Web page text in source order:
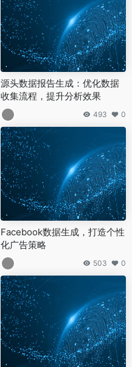
源头数据报告生成：优化数据
收集流程，提升分析效果
493 0
Facebook数据生成，打造个性
化广告策略
503 0